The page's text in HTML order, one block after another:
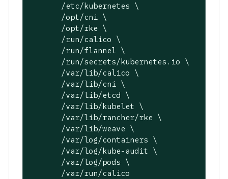
       /etc/kubernetes \
       /opt/cni \
       /opt/rke \
       /run/calico \
       /run/flannel \
       /run/secrets/kubernetes.io \
       /var/lib/calico \
       /var/lib/cni \
       /var/lib/etcd \
       /var/lib/kubelet \
       /var/lib/rancher/rke \
       /var/lib/weave \
       /var/log/containers \
       /var/log/kube-audit \
       /var/log/pods \
       /var/run/calico